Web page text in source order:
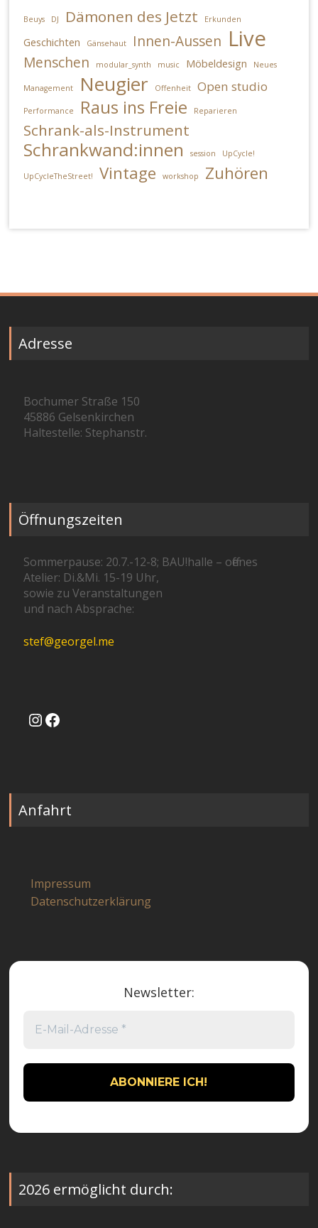
Beuys DJ Dämonen des Jetzt Erkunden
Geschichten Gänsehaut Innen-Aussen Live
Menschen modular_synth music Möbeldesign Neues
Management Neugier Offenheit Open studio
Performance Raus ins Freie Reparieren
Schrank-als-Instrument
Schrankwand:innen session UpCycle!
UpCycleTheStreet! Vintage workshop Zuhören
Adresse
Bochumer Straße 150
45886 Gelsenkirchen
Haltestelle: Stephanstr.
Öffnungszeiten
Sommerpause: 20.7.-12-8; BAU!halle – offenes
Atelier: Di.&Mi. 15-19 Uhr,
sowie zu Veranstaltungen
und nach Absprache:
stef@georgel.me
Instagram
Facebook
Anfahrt
Impressum
Datenschutzerklärung
Newsletter:
2026 ermöglicht durch: